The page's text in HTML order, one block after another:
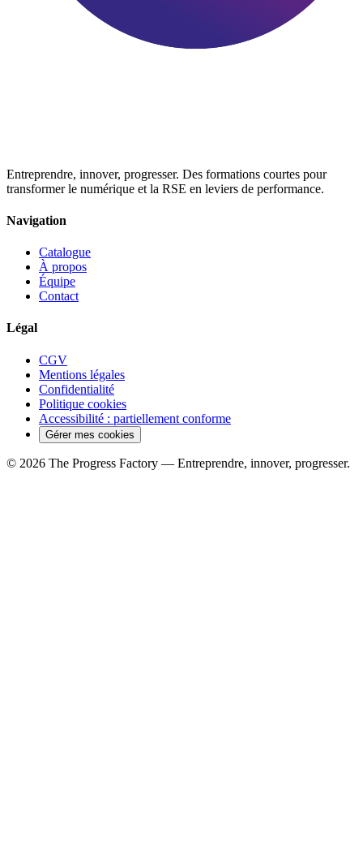
Entreprendre, innover, progresser. Des formations courtes pour
transformer le numérique et la RSE en leviers de performance.
Navigation
Catalogue
À propos
Équipe
Contact
Légal
CGV
Mentions légales
Confidentialité
Politique cookies
Accessibilité : partiellement conforme
Gérer mes cookies
© 2026 The Progress Factory — Entreprendre, innover, progresser.